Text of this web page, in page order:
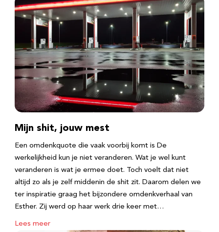
Mijn shit, jouw mest
Een omdenkquote die vaak voorbij komt is De
werkelijkheid kun je niet veranderen. Wat je wel kunt
veranderen is wat je ermee doet. Toch voelt dat niet
altijd zo als je zelf middenin de shit zit. Daarom delen we
ter inspiratie graag het bijzondere omdenkverhaal van
Esther. Zij werd op haar werk drie keer met…
Lees meer